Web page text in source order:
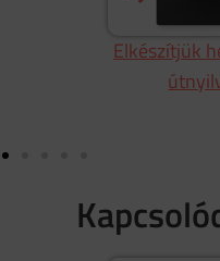
Elkészítjük